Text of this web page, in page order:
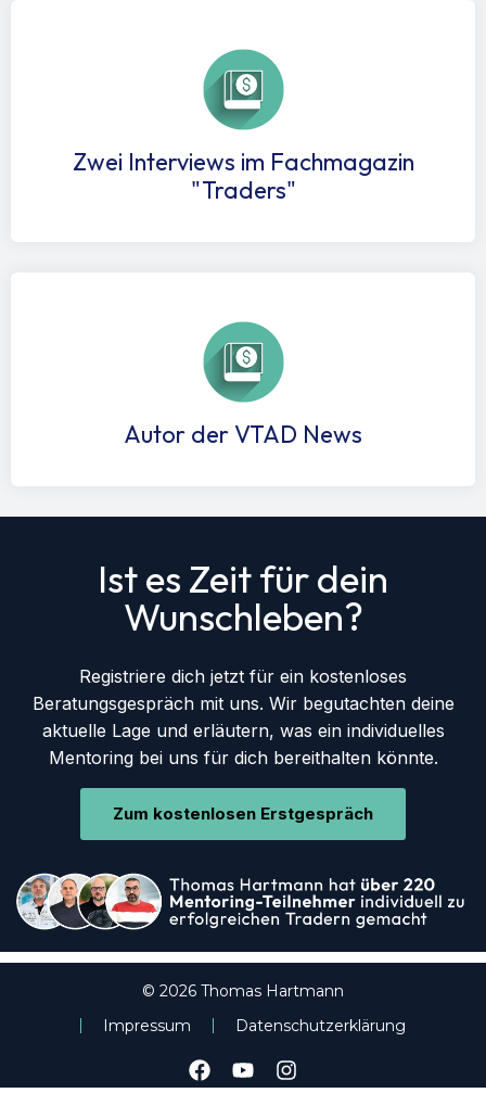
Zwei Interviews im Fachmagazin
"Traders"
Autor der VTAD News
Ist es Zeit für dein
Wunschleben?
Registriere dich jetzt für ein kostenloses
Beratungsgespräch mit uns. Wir begutachten deine
aktuelle Lage und erläutern, was ein individuelles
Mentoring bei uns für dich bereithalten könnte.
Zum kostenlosen Erstgespräch
© 2026 Thomas Hartmann
Impressum
Datenschutzerklärung